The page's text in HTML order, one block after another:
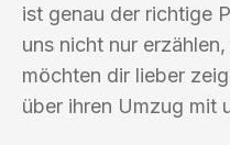
ist genau der richtige
uns nicht nur
möchten dir lieber
über ihren Umzug mit